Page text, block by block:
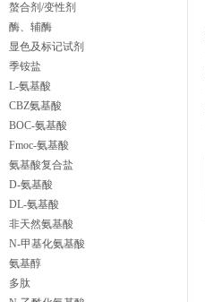
螯合剂/变性剂
酶、辅酶
显色及标记试剂
季铵盐
L-氨基酸
CBZ氨基酸
BOC-氨基酸
Fmoc-氨基酸
氨基酸复合盐
D-氨基酸
DL-氨基酸
非天然氨基酸
N-甲基化氨基酸
氨基醇
多肽